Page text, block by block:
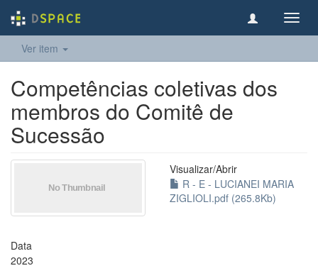
Ver item
Competências coletivas dos
membros do Comitê de
Sucessão
Visualizar/Abrir
R - E - LUCIANEI MARIA
ZIGLIOLI.pdf (265.8Kb)
Data
2023